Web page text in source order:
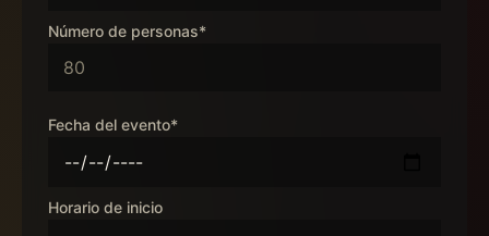
Número de personas*
Fecha del evento*
Horario de inicio